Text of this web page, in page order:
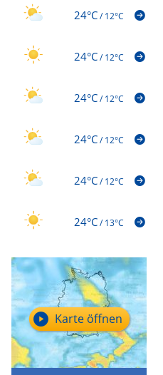
24°C/12°C
24°C/12°C
24°C/12°C
24°C/12°C
24°C/12°C
24°C/13°C
Karte öffnen